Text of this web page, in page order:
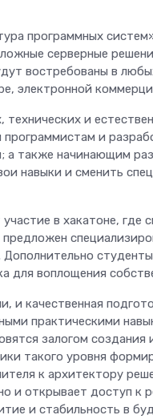
программных
серверные
востребованы в
электронной
и
и
а также начинающим
навыки и сменить
в хакатоне, где
для воплощения
качественная
практическими
залогом
такого уровня
к архитектору
и открывает доступ к
и стабильность в